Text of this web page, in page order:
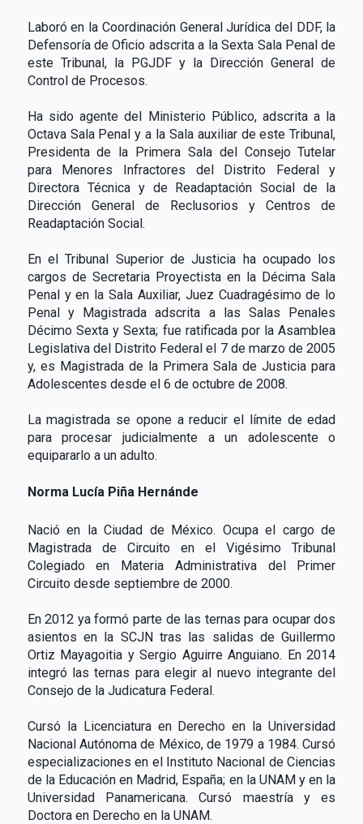
Laboró en la Coordinación General Jurídica del DDF, la
Defensoría de Oficio adscrita a la Sexta Sala Penal de
este Tribunal, la PGJDF y la Dirección General de
Control de Procesos.
Ha sido agente del Ministerio Público, adscrita a la
Octava Sala Penal y a la Sala auxiliar de este Tribunal,
Presidenta de la Primera Sala del Consejo Tutelar
para Menores Infractores del Distrito Federal y
Directora Técnica y de Readaptación Social de la
Dirección General de Reclusorios y Centros de
Readaptación Social.
En el Tribunal Superior de Justicia ha ocupado los
cargos de Secretaria Proyectista en la Décima Sala
Penal y en la Sala Auxiliar, Juez Cuadragésimo de lo
Penal y Magistrada adscrita a las Salas Penales
Décimo Sexta y Sexta; fue ratificada por la Asamblea
Legislativa del Distrito Federal el 7 de marzo de 2005
y, es Magistrada de la Primera Sala de Justicia para
Adolescentes desde el 6 de octubre de 2008.
La magistrada se opone a reducir el límite de edad
para procesar judicialmente a un adolescente o
equipararlo a un adulto.
Norma Lucía Piña Hernánde
Nació en la Ciudad de México. Ocupa el cargo de
Magistrada de Circuito en el Vigésimo Tribunal
Colegiado en Materia Administrativa del Primer
Circuito desde septiembre de 2000.
En 2012 ya formó parte de las ternas para ocupar dos
asientos en la SCJN tras las salidas de Guillermo
Ortiz Mayagoitia y Sergio Aguirre Anguiano. En 2014
integró las ternas para elegir al nuevo integrante del
Consejo de la Judicatura Federal.
Cursó la Licenciatura en Derecho en la Universidad
Nacional Autónoma de México, de 1979 a 1984. Cursó
especializaciones en el Instituto Nacional de Ciencias
de la Educación en Madrid, España; en la UNAM y en la
Universidad Panamericana. Cursó maestría y es
Doctora en Derecho en la UNAM.